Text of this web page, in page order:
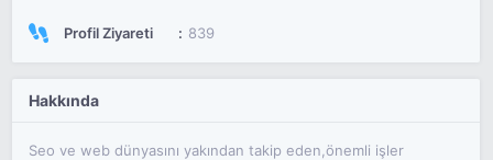
Profil Ziyareti 839
Hakkında
Seo ve web dünyasını yakından takip eden,önemli işler